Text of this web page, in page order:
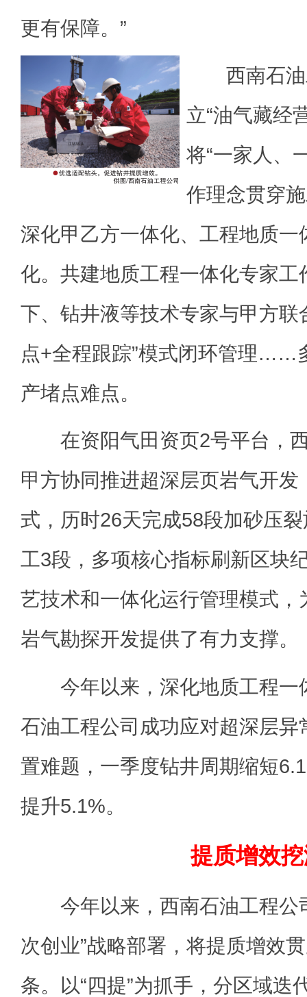
更有保障。”
西南石油
立“油气藏经
将“一家人、
作理念贯穿
深化甲乙方一体化、工程地质一
化。共建地质工程一体化专家工
下、钻井液等技术专家与甲方联
点+全程跟踪”模式闭环管理……
产堵点难点。
在资阳气田资页2号平台，西
甲方协同推进超深层页岩气开发
式，历时26天完成58段加砂压
工3段，多项核心指标刷新区块
艺技术和一体化运行管理模式，
岩气勘探开发提供了有力支撑。
今年以来，深化地质工程一
石油工程公司成功应对超深层异
置难题，一季度钻井周期缩短
提升5.1%。
提质增效
今年以来，西南石油工程公
次创业”战略部署，将提质增效
条。以“四提”为抓手，分区域迭